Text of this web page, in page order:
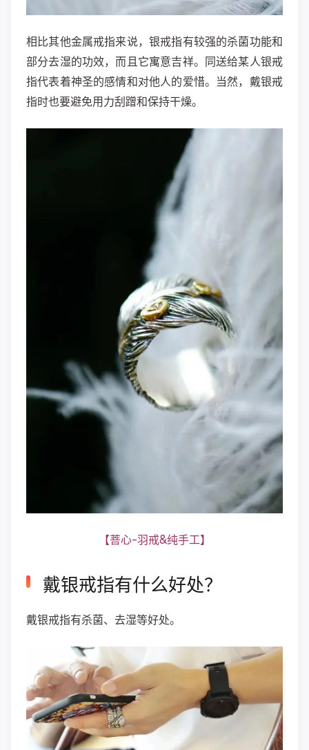
相比其他金属戒指来说，银戒指有较强的杀菌功能和
部分去湿的功效，而且它寓意吉祥。同送给某人银戒
指代表着神圣的感情和对他人的爱惜。当然，戴银戒
指时也要避免用力刮蹭和保持干燥。
【菩心-羽戒&纯手工】
戴银戒指有什么好处？
戴银戒指有杀菌、去湿等好处。